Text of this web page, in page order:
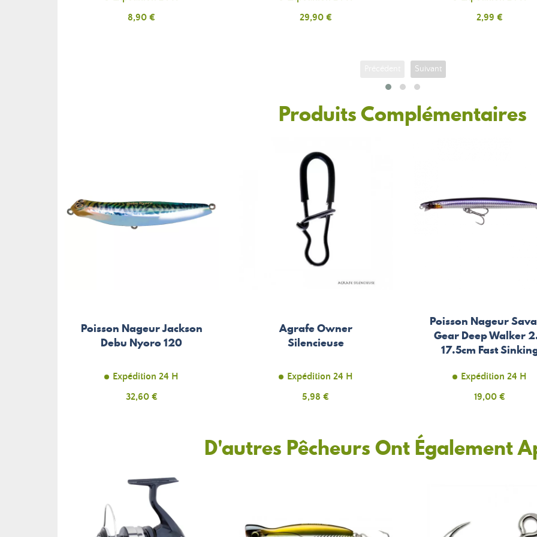
Prix
8,90 €
Prix
29,90 €
Prix
2,99 €
Suivant
Produits Complémentaires
Poisson Nageur Jackson
Debu Nyoro 120
Expédition 24 H
Prix
32,60 €
Agrafe Owner
Silencieuse
Expédition 24 H
Prix
5,98 €
Poisson Nageur
Gear Deep Walker
17.5cm Fast
Expédition 24 H
Prix
19,00 €
D'autres Pêcheurs Ont Également